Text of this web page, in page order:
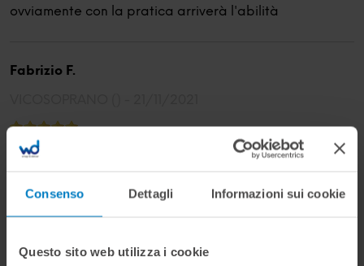
Consenso Dettagli Informazioni sui cookie
Questo sito web utilizza i cookie
ovviamente con la pratica arriverà l'abilità
Fabrizio F.
A me il corso è piaciuto un sacco ho imparato trucchi
molto professionale. Lo staff tutto ottimo e
organiazzione perfetta. Grazie per la giornata
insegnato alla prossima.